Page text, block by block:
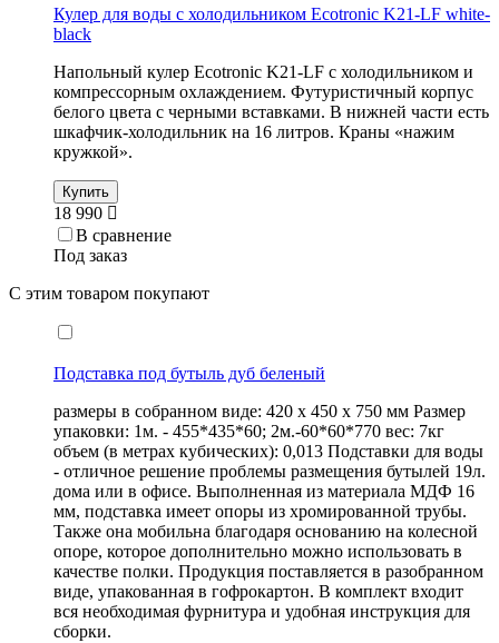
Кулер для воды с холодильником Ecotronic K21-LF white-
black
Напольный кулер Ecotronic K21-LF с холодильником и
компрессорным охлаждением. Футуристичный корпус
белого цвета с черными вставками. В нижней части есть
шкафчик-холодильник на 16 литров. Краны «нажим
кружкой».
Купить
18 990
В сравнение
Под заказ
С этим товаром покупают
Подставка под бутыль дуб беленый
размеры в собранном виде: 420 х 450 х 750 мм Размер
упаковки: 1м. - 455*435*60; 2м.-60*60*770 вес: 7кг
объем (в метрах кубических): 0,013 Подставки для воды
- отличное решение проблемы размещения бутылей 19л.
дома или в офисе. Выполненная из материала МДФ 16
мм, подставка имеет опоры из хромированной трубы.
Также она мобильна благодаря основанию на колесной
опоре, которое дополнительно можно использовать в
качестве полки. Продукция поставляется в разобранном
виде, упакованная в гофрокартон. В комплект входит
вся необходимая фурнитура и удобная инструкция для
сборки.